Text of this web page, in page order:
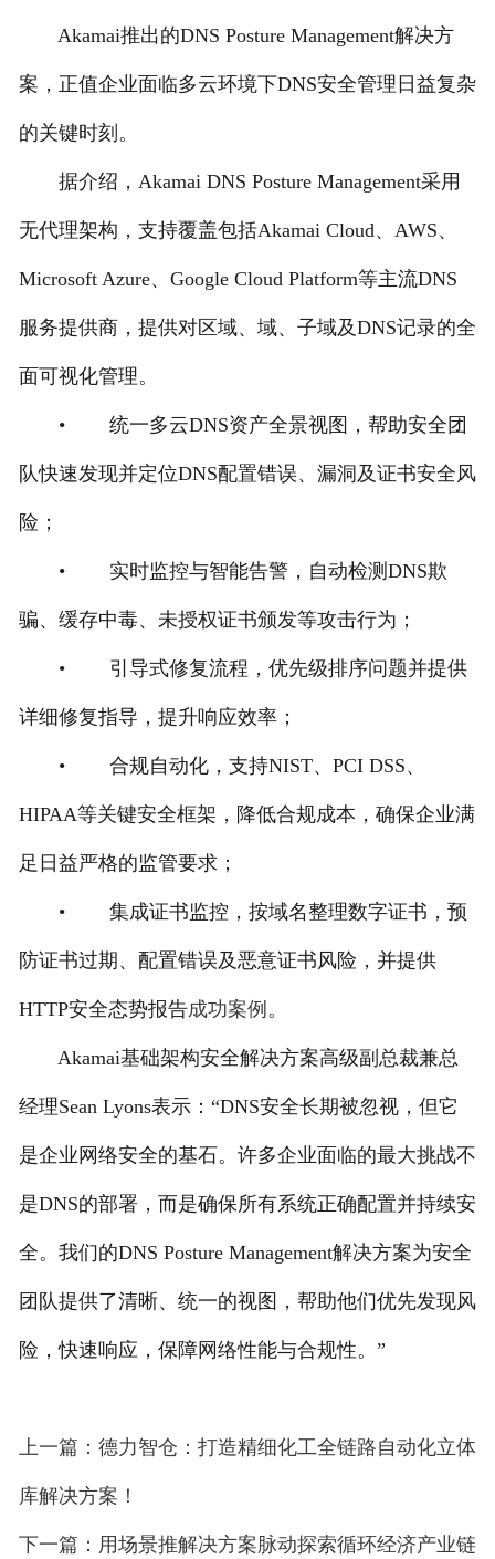
Akamai推出的DNS Posture Management解决方
案，正值企业面临多云环境下DNS安全管理日益复杂
的关键时刻。
据介绍，Akamai DNS Posture Management采用
无代理架构，支持覆盖包括Akamai Cloud、AWS、
Microsoft Azure、Google Cloud Platform等主流DNS
服务提供商，提供对区域、域、子域及DNS记录的全
面可视化管理。
• 统一多云DNS资产全景视图，帮助安全团
队快速发现并定位DNS配置错误、漏洞及证书安全风
险；
• 实时监控与智能告警，自动检测DNS欺
骗、缓存中毒、未授权证书颁发等攻击行为；
• 引导式修复流程，优先级排序问题并提供
详细修复指导，提升响应效率；
• 合规自动化，支持NIST、PCI DSS、
HIPAA等关键安全框架，降低合规成本，确保企业满
足日益严格的监管要求；
• 集成证书监控，按域名整理数字证书，预
防证书过期、配置错误及恶意证书风险，并提供
HTTP安全态势报告成功案例 。
Akamai基础架构安全解决方案高级副总裁兼总
经理Sean Lyons表示：“DNS安全长期被忽视，但它
是企业网络安全的基石。许多企业面临的最大挑战不
是DNS的部署，而是确保所有系统正确配置并持续安
全。我们的DNS Posture Management解决方案为安全
团队提供了清晰、统一的视图，帮助他们优先发现风
险，快速响应，保障网络性能与合规性。”
上一篇：德力智仓：打造精细化工全链路自动化立体
库解决方案！
下一篇：用场景推解决方案脉动探索循环经济产业链